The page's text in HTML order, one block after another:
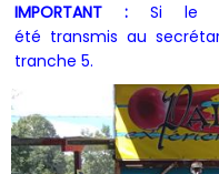
IMPORTANT : Si le
été transmis au
tranche 5.